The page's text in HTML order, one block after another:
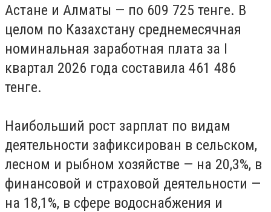
Астане и Алматы — по 609 725 тенге. В
целом по Казахстану среднемесячная
номинальная заработная плата за I
квартал 2026 года составила 461 486
тенге.
Наибольший рост зарплат по видам
деятельности зафиксирован в сельском,
лесном и рыбном хозяйстве — на 20,3%, в
финансовой и страховой деятельности —
на 18,1%, в сфере водоснабжения и